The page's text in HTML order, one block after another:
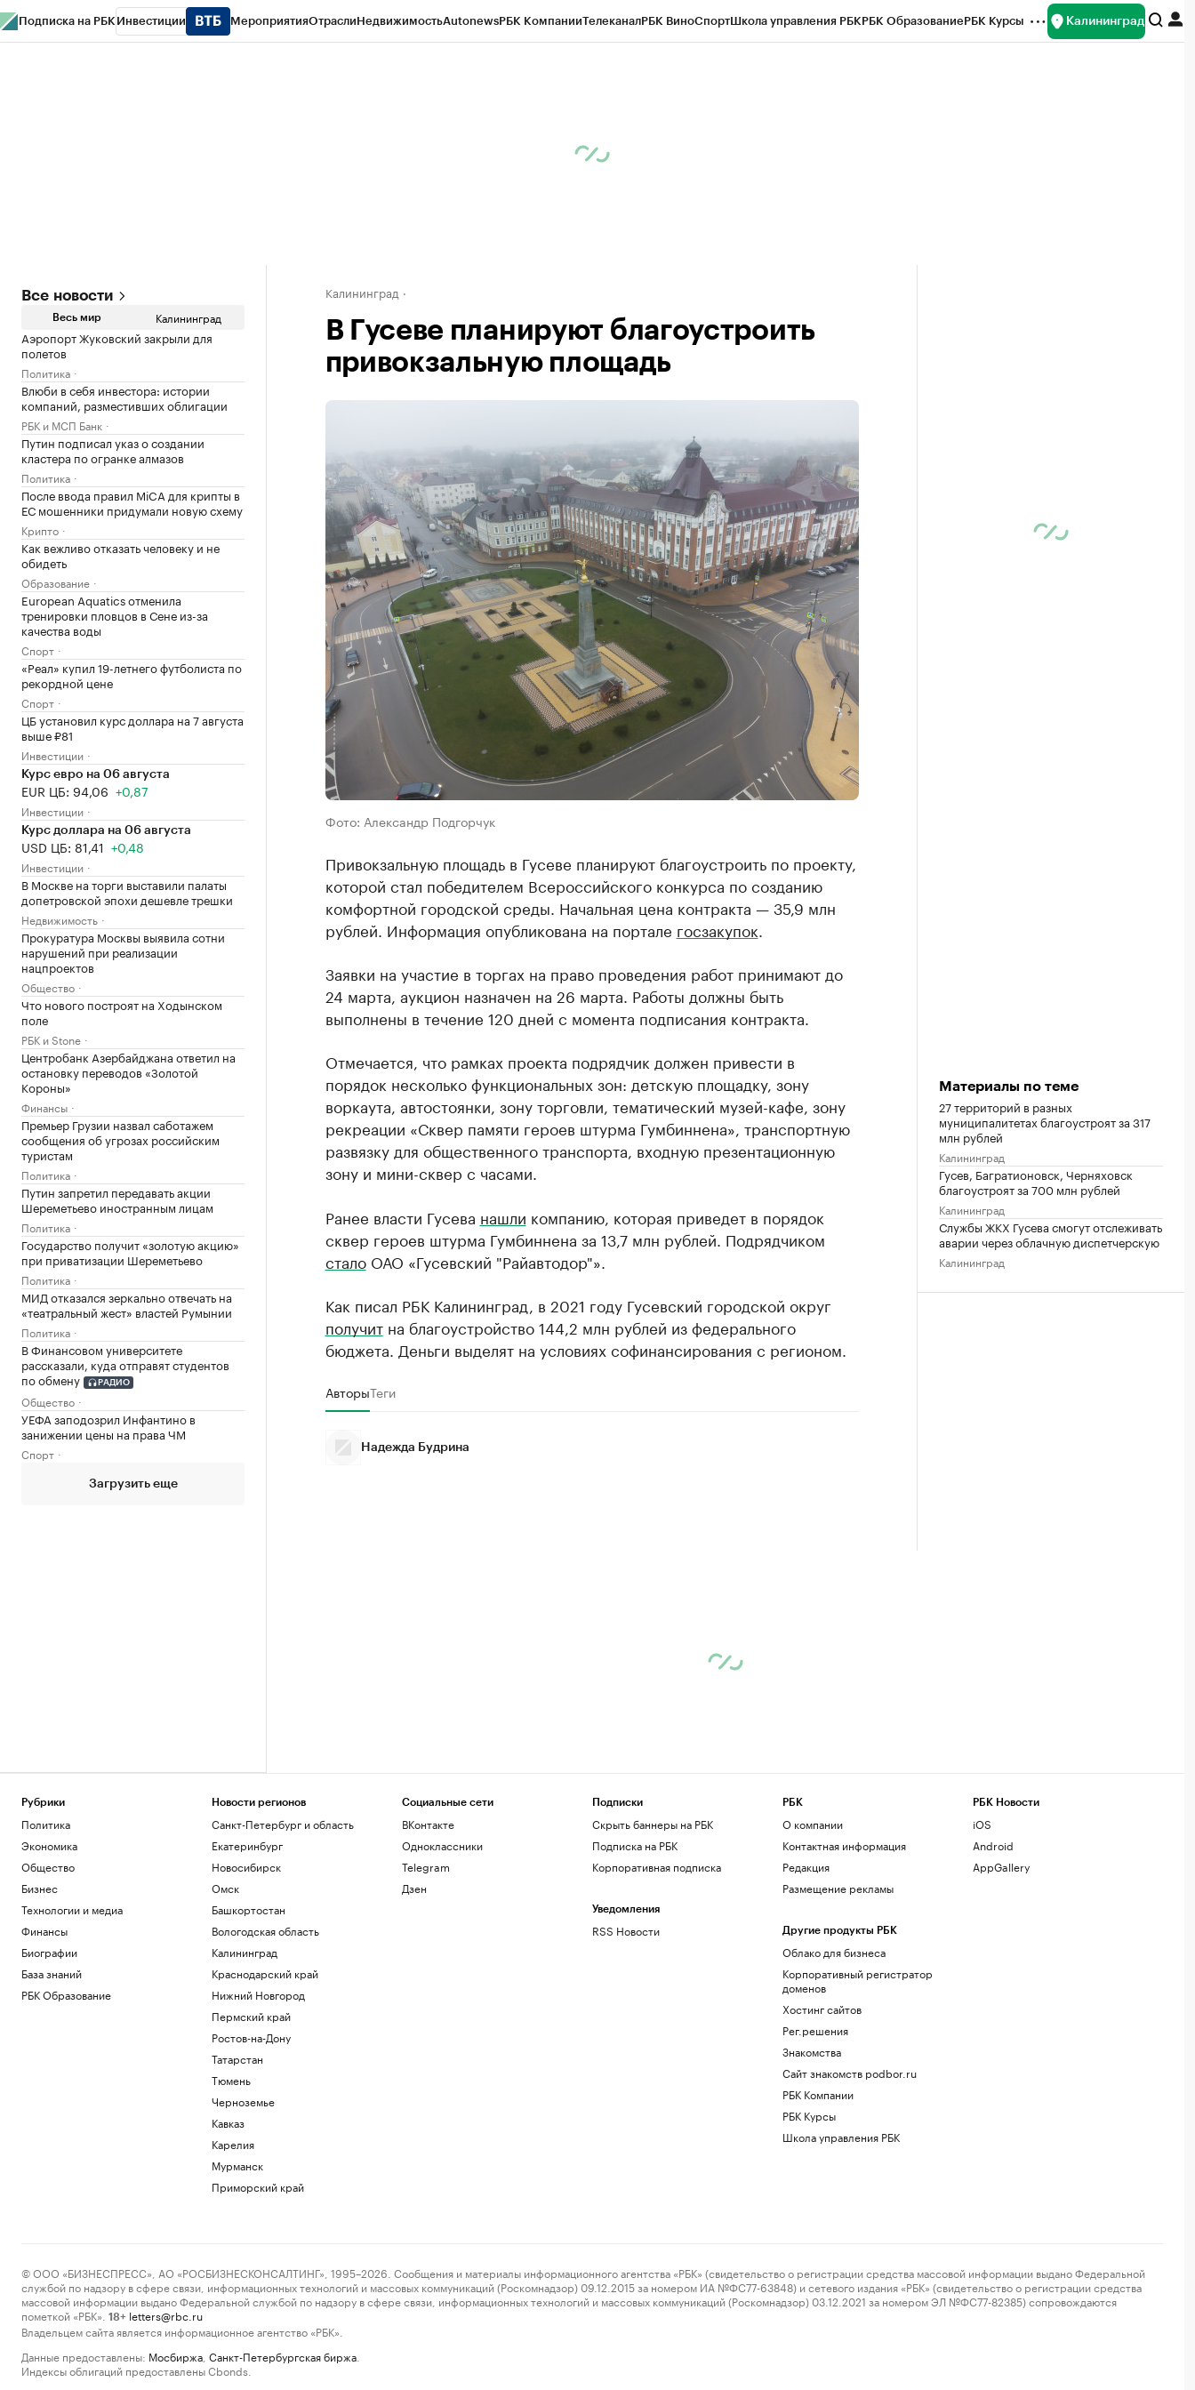
Подписка на РБК Инвестиции МероприятияОтраслиНедвижимостьAutonewsРБК КомпанииТелеканалРБК ВиноСпортШкола управления РБКРБК ОбразованиеРБК Курсы Калининград
Все новости
Весь мир Калининград
Аэропорт Жуковский закрыли для
полетов
Политика
Влюби в себя инвестора: истории
компаний, разместивших облигации
РБК и МСП Банк
Путин подписал указ о создании
кластера по огранке алмазов
Политика
После ввода правил MiCA для крипты в
ЕС мошенники придумали новую схему
Крипто
Как вежливо отказать человеку и не
обидеть
Образование
European Aquatics отменила
тренировки пловцов в Сене из-за
качества воды
Спорт
«Реал» купил 19-летнего футболиста по
рекордной цене
Спорт
ЦБ установил курс доллара на 7 августа
выше ₽81
Инвестиции
Курс евро на 06 августа
EUR ЦБ: 94,06 +0,87
Инвестиции
Курс доллара на 06 августа
USD ЦБ: 81,41 +0,48
Инвестиции
В Москве на торги выставили палаты
допетровской эпохи дешевле трешки
Недвижимость
Прокуратура Москвы выявила сотни
нарушений при реализации
нацпроектов
Общество
Что нового построят на Ходынском
поле
РБК и Stone
Центробанк Азербайджана ответил на
остановку переводов «Золотой
Короны»
Финансы
Премьер Грузии назвал саботажем
сообщения об угрозах российским
туристам
Политика
Путин запретил передавать акции
Шереметьево иностранным лицам
Политика
Государство получит «золотую акцию»
при приватизации Шереметьево
Политика
МИД отказался зеркально отвечать на
«театральный жест» властей Румынии
Политика
В Финансовом университете
рассказали, куда отправят студентов
по обмену
РАДИО
Общество
УЕФА заподозрил Инфантино в
занижении цены на права ЧМ
Спорт
Загрузить еще
Калининград
В Гусеве планируют благоустроить
привокзальную площадь
Фото: Александр Подгорчук
Привокзальную площадь в Гусеве планируют благоустроить по проекту,
которой стал победителем Всероссийского конкурса по созданию
комфортной городской среды. Начальная цена контракта — 35,9 млн
рублей. Информация опубликована на портале госзакупок
Заявки на участие в торгах на право проведения работ принимают до
24 марта, аукцион назначен на 26 марта. Работы должны быть
выполнены в течение 120 дней с момента подписания контракта.
Отмечается, что рамках проекта подрядчик должен привести в
порядок несколько функциональных зон: детскую площадку, зону
воркаута, автостоянки, зону торговли, тематический музей-кафе, зону
рекреации «Сквер памяти героев штурма Гумбиннена», транспортную
развязку для общественного транспорта, входную презентационную
зону и мини-сквер с часами.
Ранее власти Гусева нашли компанию, которая приведет в порядок
сквер героев штурма Гумбиннена за 13,7 млн рублей. Подрядчиком
сталоОАО «Гусевский "Райавтодор"».
Как писал РБК Калининград, в 2021 году Гусевский городской округ
получитна благоустройство 144,2 млн рублей из федерального
бюджета. Деньги выделят на условиях софинансирования с регионом.
АвторыТеги
Надежда Будрина
Материалы по теме
27 территорий в разных
муниципалитетах благоустроят за 317
млн рублей
Калининград
Гусев, Багратионовск, Черняховск
благоустроят за 700 млн рублей
Калининград
Службы ЖКХ Гусева смогут отслеживать
аварии через облачную диспетчерскую
Калининград
Рубрики
Политика
Экономика
Общество
Бизнес
Технологии и медиа
Финансы
Биографии
База знаний
РБК Образование
Новости регионов
Санкт-Петербург и область
Екатеринбург
Новосибирск
Омск
Башкортостан
Вологодская область
Калининград
Краснодарский край
Нижний Новгород
Пермский край
Ростов-на-Дону
Татарстан
Тюмень
Черноземье
Кавказ
Карелия
Мурманск
Приморский край
Социальные сети
ВКонтакте
Одноклассники
Telegram
Дзен
Подписки
Скрыть баннеры на РБК
Подписка на РБК
Корпоративная подписка
Уведомления
RSS Новости
РБК
О компании
Контактная информация
Редакция
Размещение рекламы
Другие продукты РБК
Облако для бизнеса
Корпоративный регистратор
доменов
Хостинг сайтов
Рег.решения
Знакомства
Сайт знакомств podbor.ru
РБК Компании
РБК Курсы
Школа управления РБК
РБК Новости
iOS
Android
AppGallery
© ООО «БИЗНЕСПРЕСС», АО «РОСБИЗНЕСКОНСАЛТИНГ», 1995–2026. Сообщения и материалы информационного агентства «РБК» (свидетельство о регистрации средства массовой информации выдано Федеральной
службой по надзору в сфере связи, информационных технологий и массовых коммуникаций (Роскомнадзор) 09.12.2015 за номером ИА №ФС77-63848) и сетевого издания «РБК» (свидетельство о регистрации средства
массовой информации выдано Федеральной службой по надзору в сфере связи, информационных технологий и массовых коммуникаций (Роскомнадзор) 03.12.2021 за номером ЭЛ №ФС77-82385) сопровождаются
пометкой «РБК».
18+ letters@rbc.ru
Владельцем сайта является информационное агентство «РБК».
Данные предоставлены: Мосбиржа Санкт-Петербургская биржа
Индексы облигаций предоставлены Cbonds.